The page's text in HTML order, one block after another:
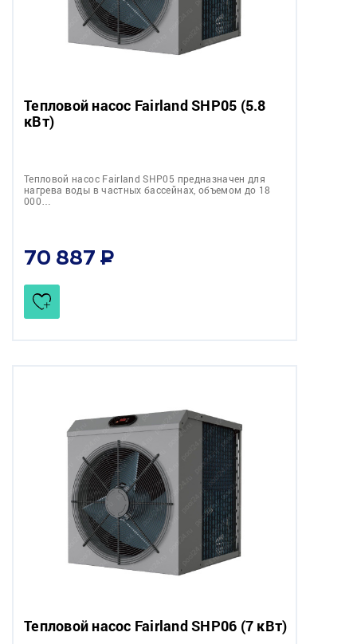
Тепловой насос Fairland SHP05 (5.8
кВт)
Тепловой насос Fairland SHP05 предназначен для
нагрева воды в частных бассейнах, объемом до 18
000…
70 887
Тепловой насос Fairland SHP06 (7 кВт)